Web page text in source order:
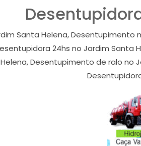
Santa Helena, Desentupimento
24hs no Jardim
Desentupimento de ralo no